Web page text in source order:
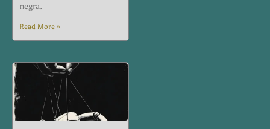
negra.
Read More »